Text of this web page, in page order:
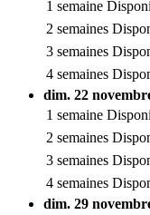
1 semaine
2 semaines
3 semaines
4 semaines
dim. 22
1 semaine
2 semaines
3 semaines
4 semaines
dim. 29